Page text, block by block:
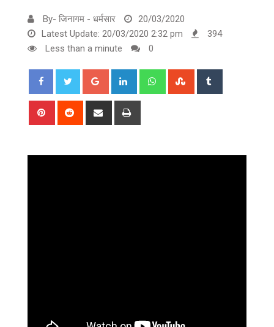
By- जिनागम - धर्मसार
20/03/2020
Latest Update: 20/03/2020 2:32 pm
394
Less than a minute
0
Google+ LinkedIn WhatsappStumbleUpon
Pinterest Reddit
Share